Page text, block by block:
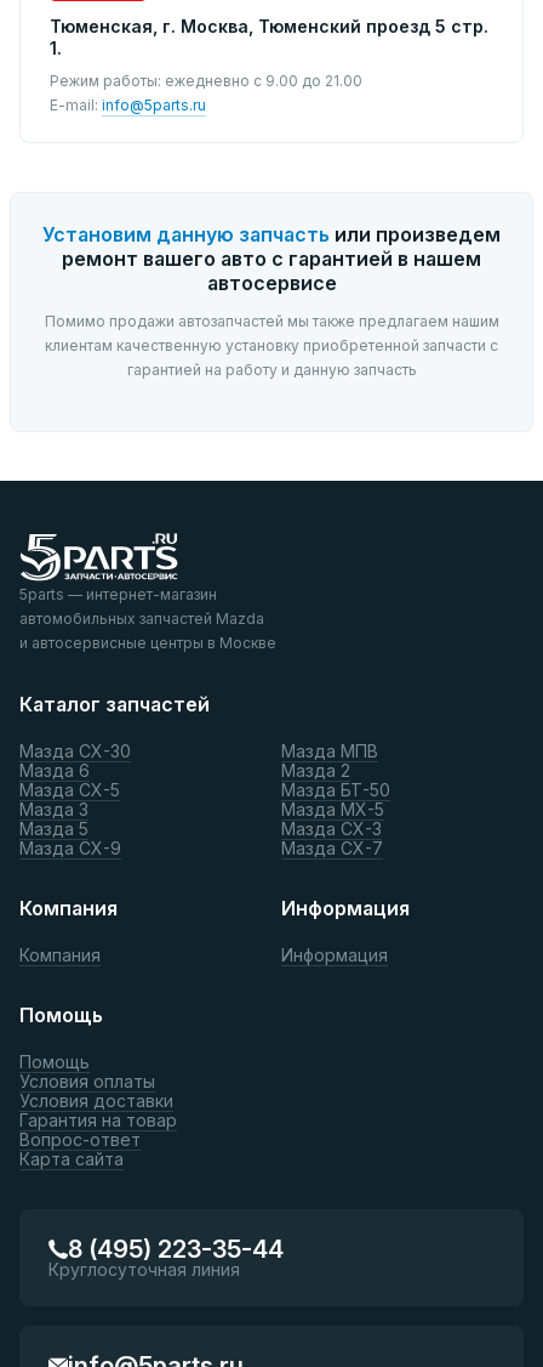
Тюменская, г. Москва, Тюменский проезд 5 стр.
1.
Режим работы: ежедневно с 9.00 до 21.00
E-mail: info@5parts.ru
Установим данную запчасть или произведем
ремонт вашего авто с гарантией в нашем
автосервисе
Помимо продажи автозапчастей мы также предлагаем нашим
клиентам качественную установку приобретенной запчасти с
гарантией на работу и данную запчасть
5parts — интернет-магазин
автомобильных запчастей Mazda
и автосервисные центры в Москве
Каталог запчастей
Мазда СХ-30
Мазда 6
Мазда СХ-5
Мазда 3
Мазда 5
Мазда СХ-9
Мазда МПВ
Мазда 2
Мазда БТ-50
Мазда МХ-5
Мазда СХ-3
Мазда СХ-7
Компания
Компания
Информация
Информация
Помощь
Помощь
Условия оплаты
Условия доставки
Гарантия на товар
Вопрос-ответ
Карта сайта
8 (495) 223-35-44
Круглосуточная линия